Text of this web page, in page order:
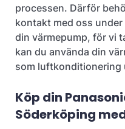
processen. Därför
kontakt med oss
din värmepump, för vi
kan du använda din
som luftkonditionering
Köp din
Söderköping